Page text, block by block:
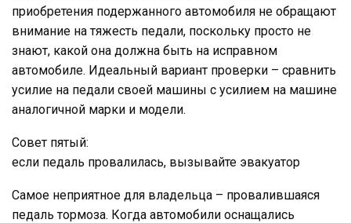
приобретения подержанного автомобиля не обращают
внимание на тяжесть педали, поскольку просто не
знают, какой она должна быть на исправном
автомобиле. Идеальный вариант проверки – сравнить
усилие на педали своей машины с усилием на машине
аналогичной марки и модели.
Совет пятый:
если педаль провалилась, вызывайте эвакуатор
Самое неприятное для владельца – провалившаяся
педаль тормоза. Когда автомобили оснащались